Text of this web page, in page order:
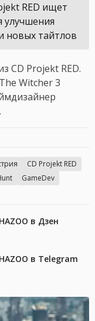
RED ищет
улучшения
новых тайтлов
CD Projekt RED.
Witcher 3
CD Projekt RED
GameDev
в Дзен
в Telegram